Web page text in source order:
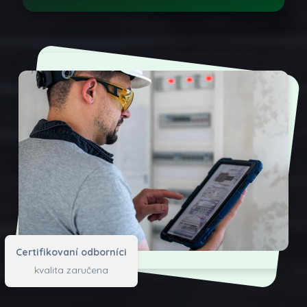
Certifikovaní odborníci
kvalita zaručena